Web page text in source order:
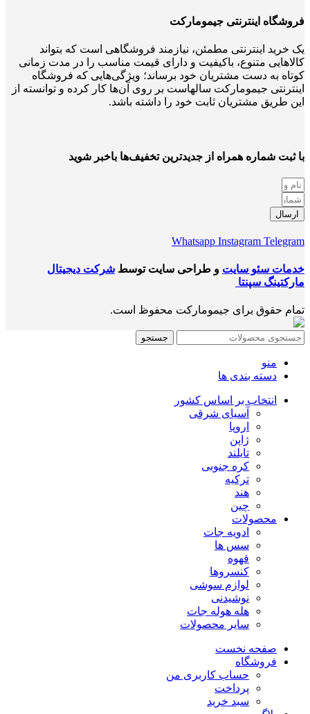
فروشگاه اینترنتی جیمومارکت
یک خرید اینترنتی مطمئن، نیازمند فروشگاهی است که بتواند
کالاهایی متنوع، باکیفیت و دارای قیمت مناسب را در مدت زمانی
کوتاه به دست مشتریان خود برساند؛ ویژگی‌هایی که فروشگاه
اینترنتی جیمومارکت سالهاست بر روی آن‌ها کار کرده و توانسته از
این طریق مشتریان ثابت خود را داشته باشد.
با ثبت شماره همراه از جدید‌ترین تخفیف‌ها با‌خبر شوید
ارسال
Whatsapp Instagram Telegram
خدمات سئو سایت و طراحی سایت توسط شرکت دیجیتال
مارکتینگ سپنتا
تمام حقوق برای جیمومارکت محفوظ است.
جستجو
منو
دسته بندی ها
انتخاب بر اساس کشور
آسیای شرقی
اروپا
ژاپن
تایلند
کره جنوبی
ترکیه
هند
چین
محصولات
ادویه جات
سس ها
قهوه
کنسروها
لوازم سوشی
نوشیدنی
هله هوله جات
سایر محصولات
صفحه نخست
فروشگاه
حساب کاربری من
پرداخت
سبد خرید